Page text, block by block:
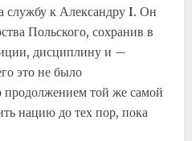
службу к Александру I. Он
Польского, сохранив в
дисциплину и —
это не было
продолжением той же самой
нацию до тех пор, пока